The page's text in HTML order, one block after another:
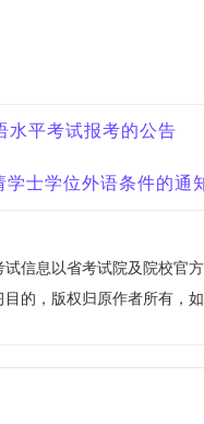
水平考试报考的公告
士学位外语条件的通
信息以省考试院及院校官方
的，版权归原作者所有，